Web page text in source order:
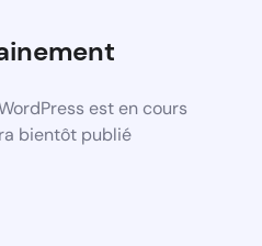
est en cours
bientôt publié